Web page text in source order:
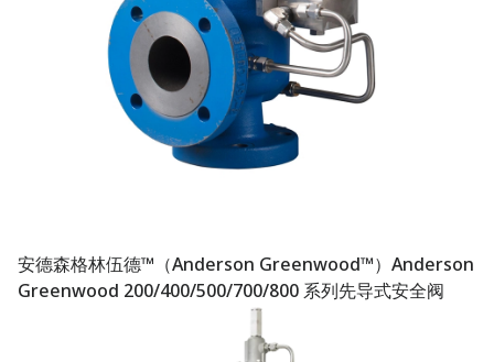
安德森格林伍德™（Anderson Greenwood™）Anderson
Greenwood 200/400/500/700/800 系列先导式安全阀